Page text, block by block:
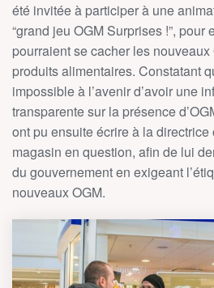
été invitée à participer à une
“grand jeu OGM Surprises !”, pour
pourraient se cacher les
produits alimentaires. Constatant
impossible à l’avenir d’avoir une
transparente sur la présence
ont pu ensuite écrire à la directrice
magasin en question, afin de lui
du gouvernement en exigeant
nouveaux OGM.